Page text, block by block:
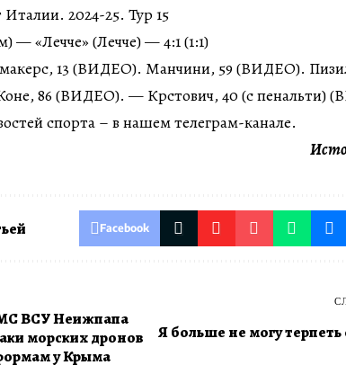
2024-25. Тур 15
— «Лечче» (Лечче) — 4:1 (1:1)
13 (ВИДЕО). Манчини, 59 (ВИДЕО).
86 (ВИДЕО). — Крстович, 40 (с пенальти)
спорта – в нашем телеграм-канале.
Facebook
ВСУ Неижпапа
морских дронов
у Крыма
Я больше не могу